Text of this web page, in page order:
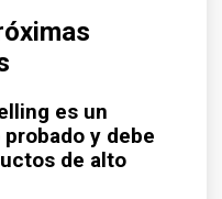
es un
y debe
de alto